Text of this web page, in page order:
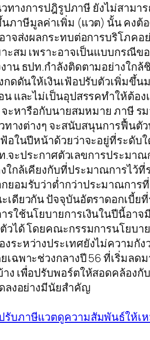
ทางการปฎิรูปภาษี ยังไม่สามา
ภาษีมูลค่าเพิ่ม (แวต) นั้น คงต้
าจส่งผลกระทบต่อการบริโภค
ะสม เพราะอาจเป็นแบบกร
าน ธปท.กำลังติดตามอย่างใก
ดดันให้เงินเฟ้อปรับตัวเพิ่มขึ้
และไม่เป็นอุปสรรคทำให้ต้อ
ะหารือกับนายสมหมาย ภาษี ร
ทางต่างๆ จะสนับสนุนการฟื้น
อในปีหน้าด้วยว่าจะอยู่ที่ระดั
จะประกาศตัวเลขการประมา
กล้เคียงกับที่ประมาณการไว้ที่
อมรับว่าต่ำกว่าประมาณการที่
ดียวกัน ปัจจุบันอัตราดอกเบี้ยที่
รใช้นโยบายการเงินในปีนี้อา
วได้ โดยคณะกรรมการนโยบา
ระหว่างประเทศยังไม่ความกั
ฉพาะช่วงกลางปี 56 ที่เริ่มล
ง เพื่อปรับพอร์ตให้สอดคล้อง
ลงอย่างมีนัยสำคัญ
รับภาษีแวตดูความสัมพันธ์ให้เ